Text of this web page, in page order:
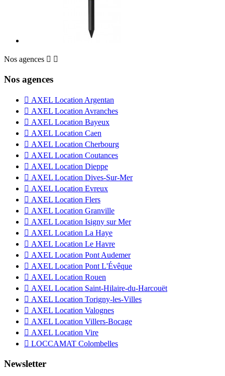
Nos agences  
Nos agences
 AXEL Location Argentan
 AXEL Location Avranches
 AXEL Location Bayeux
 AXEL Location Caen
 AXEL Location Cherbourg
 AXEL Location Coutances
 AXEL Location Dieppe
 AXEL Location Dives-Sur-Mer
 AXEL Location Evreux
 AXEL Location Flers
 AXEL Location Granville
 AXEL Location Isigny sur Mer
 AXEL Location La Haye
 AXEL Location Le Havre
 AXEL Location Pont Audemer
 AXEL Location Pont L'Évêque
 AXEL Location Rouen
 AXEL Location Saint-Hilaire-du-Harcouët
 AXEL Location Torigny-les-Villes
 AXEL Location Valognes
 AXEL Location Villers-Bocage
 AXEL Location Vire
 LOCCAMAT Colombelles
Newsletter